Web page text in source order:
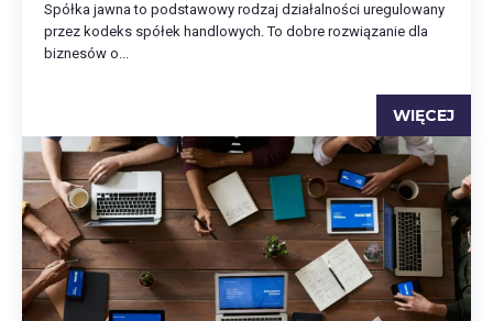
Spółka jawna to podstawowy rodzaj działalności uregulowany
przez kodeks spółek handlowych. To dobre rozwiązanie dla
biznesów o...
WIĘCEJ